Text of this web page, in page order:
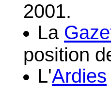
2001.
La
position
L'Ardies